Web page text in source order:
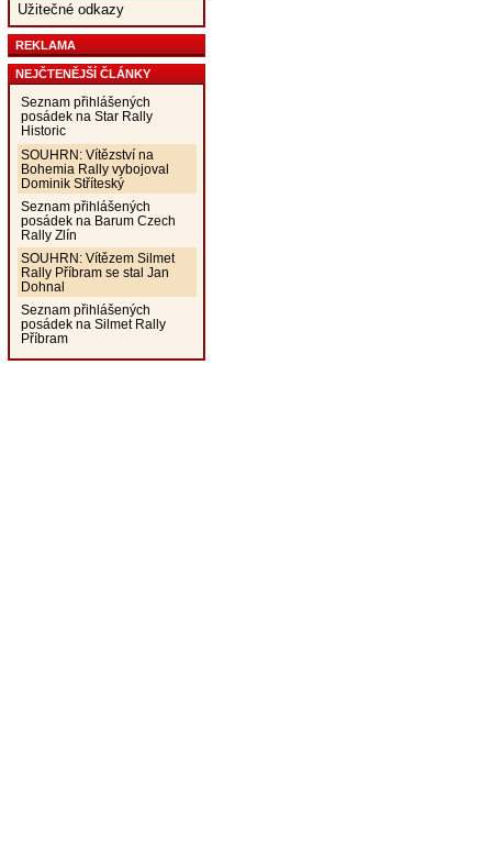
Užitečné odkazy
REKLAMA
NEJČTENĚJŠÍ ČLÁNKY
Seznam přihlášených
posádek na Star Rally
Historic
SOUHRN: Vítězství na
Bohemia Rally vybojoval
Dominik Stříteský
Seznam přihlášených
posádek na Barum Czech
Rally Zlín
SOUHRN: Vítězem Silmet
Rally Příbram se stal Jan
Dohnal
Seznam přihlášených
posádek na Silmet Rally
Příbram